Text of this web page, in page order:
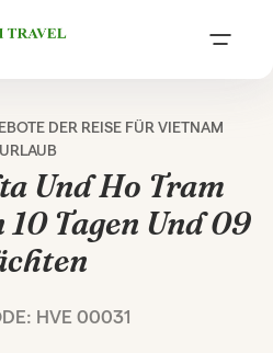
DER REISE FÜR VIETNAM
URLAUB
Und Ho Tram
Tagen Und 09
HVE 00031